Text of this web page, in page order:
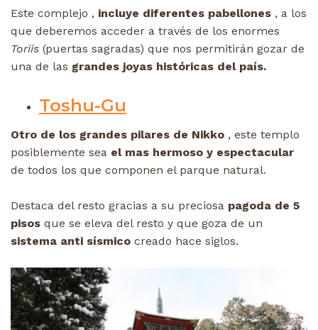
Este complejo , incluye diferentes pabellones , a los
que deberemos acceder a través de los enormes
Toriis (puertas sagradas) que nos permitirán gozar de
una de las grandes joyas históricas del país.
Toshu-Gu
Otro de los grandes pilares de Nikko , este templo
posiblemente sea el mas hermoso y espectacular
de todos los que componen el parque natural.
Destaca del resto gracias a su preciosa pagoda de 5
pisos que se eleva del resto y que goza de un
sistema anti sísmico creado hace siglos.